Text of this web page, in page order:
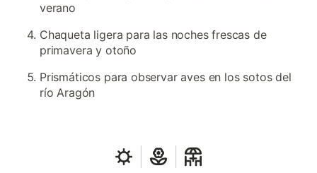
verano
Chaqueta ligera para las noches frescas de
primavera y otoño
Prismáticos para observar aves en los sotos del
río Aragón